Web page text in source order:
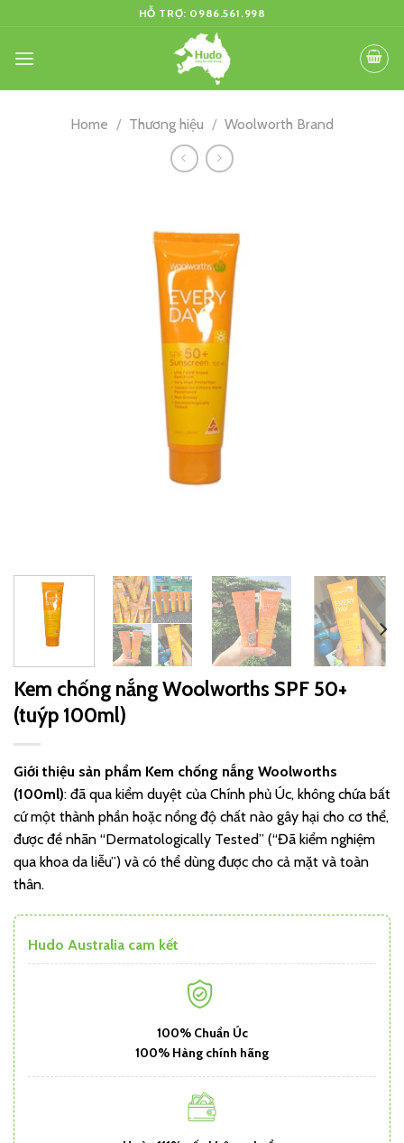
content
HỖ TRỢ: 0986.561.998
Home / Thương hiệu / Woolworth Brand
Kem chống nắng Woolworths SPF 50+
(tuýp 100ml)
Giới thiệu sản phẩm Kem chống nắng Woolworths
(100ml): đã qua kiểm duyệt của Chính phủ Úc, không chứa bất
cứ một thành phần hoặc nồng độ chất nào gây hại cho cơ thể,
được đề nhãn “Dermatologically Tested” (“Đã kiểm nghiệm
qua khoa da liễu”) và có thể dùng được cho cả mặt và toàn
thân.
Hudo Australia cam kết
100% Chuẩn Úc
100% Hàng chính hãng